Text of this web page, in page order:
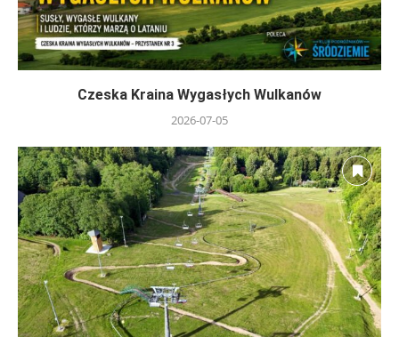
Czeska Kraina Wygasłych Wulkanów
2026-07-05